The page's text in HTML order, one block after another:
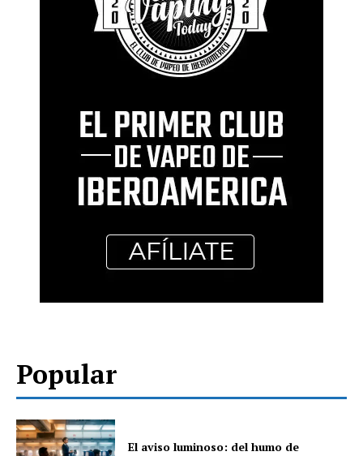
Popular
El aviso luminoso: del humo de